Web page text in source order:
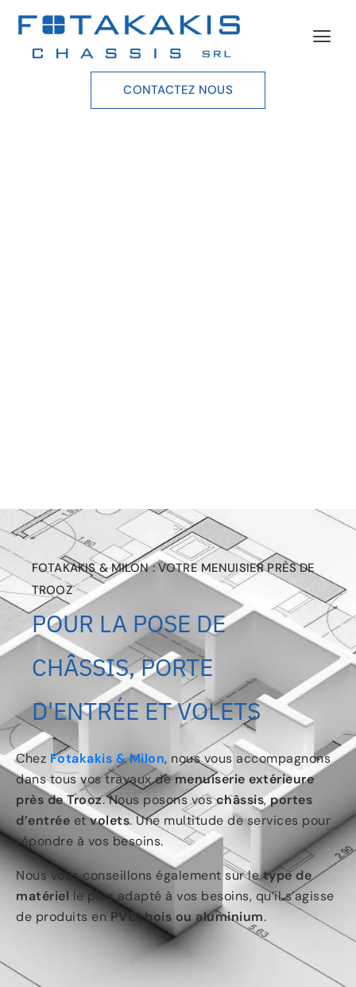
CONTACTEZ NOUS
FOTAKAKIS & MILON : VOTRE MENUISIER PRÈS DE
TROOZ
POUR LA POSE DE
CHÂSSIS, PORTE
D'ENTRÉE ET VOLETS
ChezFotakakis & Milon, nous vous accompagnons
dans tous vos travaux demenuiserie extérieure
près de Trooz. Nous posons voschâssis,portes
d’entrée etvolets. Une multitude de services pour
répondre à vos besoins.
Nous vous conseillons également sur letype de
matérielle plus adapté à vos besoins, qu’il s’agisse
de produits enPVC, bois ou aluminium.